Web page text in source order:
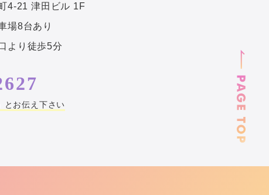
4-21 津田ビル 1F
場8台あり
より徒歩5分
とお伝え下さい